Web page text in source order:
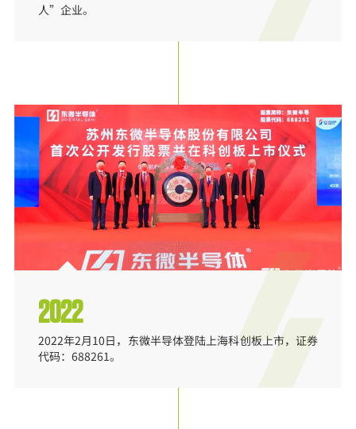
人”企业。
2022
2022年2月10日，东微半导体登陆上海科创板上市，证券
代码：688261。